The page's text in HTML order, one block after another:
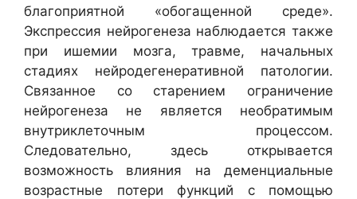
благоприятной «обогащенной среде».
Экспрессия нейрогенеза наблюдается также
при ишемии мозга, травме, начальных
стадиях нейродегенеративной патологии.
Связанное со старением ограничение
нейрогенеза не является необратимым
внутриклеточным процессом.
Следовательно, здесь открывается
возможность влияния на деменциальные
возрастные потери функций с помощью